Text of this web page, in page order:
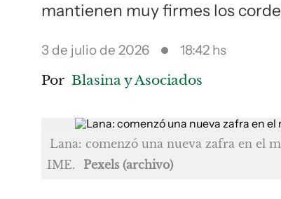
mantienen muy firmes los
3 de julio de 2026 18:42 hs
Por Blasina y Asociados
Lana: comenzó una nueva zafra en el
IME.
Pexels (archivo)